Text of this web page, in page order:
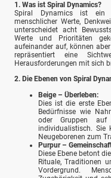
1. Was ist Spiral Dynamics?
Spiral Dynamics ist ein
menschlicher Werte,
unterscheidet acht
Werte und Prioritäten
aufeinander auf, können
repräsentiert eine
Herausforderungen mit sich
2. Die Ebenen von Spiral
Beige – Überleben:
Dies ist die erste
Bedürfnisse wie
oder Gruppen
individualistisch.
Neugeborenen zum
Purpur –
Diese Ebene betont
Rituale, Traditionen
Vordergrund.